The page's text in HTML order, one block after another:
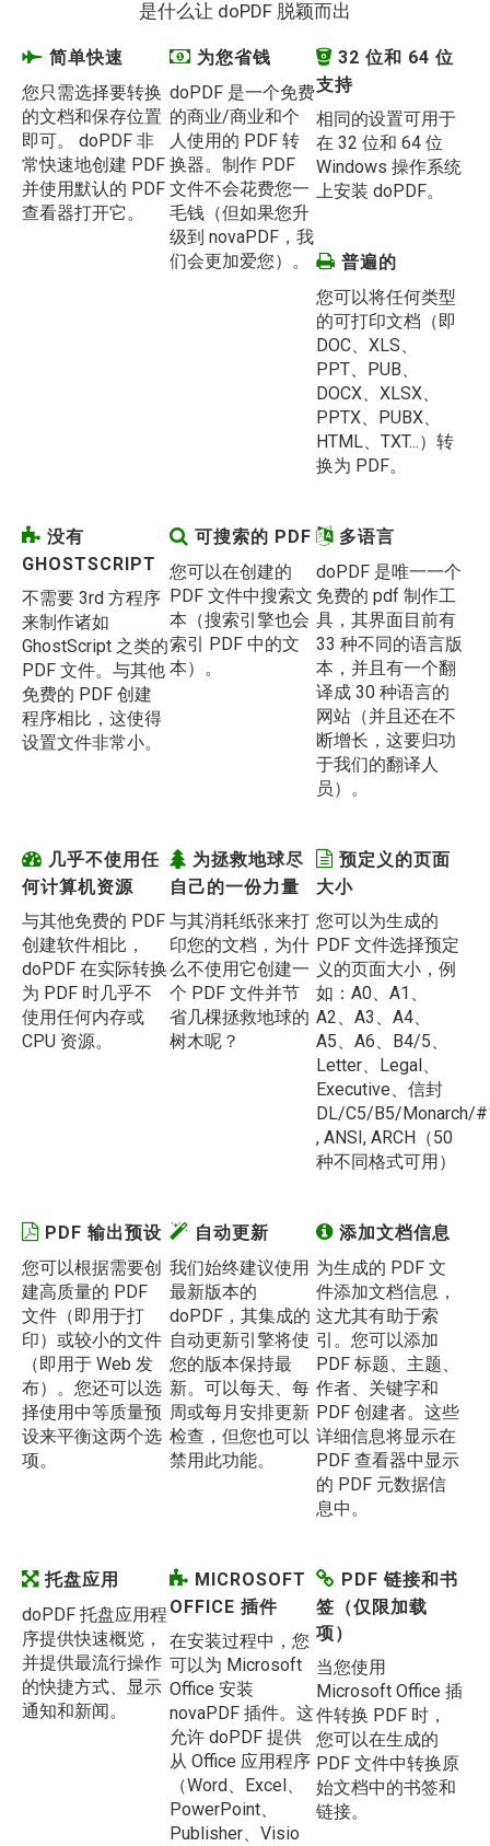
是什么让 doPDF 脱颖而出
简单快速
您只需选择要转换
的文档和保存位置
即可。 doPDF 非
常快速地创建 PDF
并使用默认的 PDF
查看器打开它。
为您省钱
doPDF 是一个免费
的商业/商业和个
人使用的 PDF 转
换器。制作 PDF
文件不会花费您一
毛钱（但如果您升
级到 novaPDF，我
们会更加爱您）。
32 位和 64 位
支持
相同的设置可用于
在 32 位和 64 位
Windows 操作系统
上安装 doPDF。
普遍的
您可以将任何类型
的可打印文档（即
DOC、XLS、
PPT、PUB、
DOCX、XLSX、
PPTX、PUBX、
HTML、TXT...）转
换为 PDF。
没有
GHOSTSCRIPT
不需要 3rd 方程序
来制作诸如
GhostScript 之类的
PDF 文件。与其他
免费的 PDF 创建
程序相比，这使得
设置文件非常小。
可搜索的 PDF
您可以在创建的
PDF 文件中搜索文
本（搜索引擎也会
索引 PDF 中的文
本）。
多语言
doPDF 是唯一一个
免费的 pdf 制作工
具，其界面目前有
33 种不同的语言版
本，并且有一个翻
译成 30 种语言的
网站（并且还在不
断增长，这要归功
于我们的翻译人
员）。
几乎不使用任
何计算机资源
与其他免费的 PDF
创建软件相比，
doPDF 在实际转换
为 PDF 时几乎不
使用任何内存或
CPU 资源。
为拯救地球尽
自己的一份力量
与其消耗纸张来打
印您的文档，为什
么不使用它创建一
个 PDF 文件并节
省几棵拯救地球的
树木呢？
预定义的页面
大小
您可以为生成的
PDF 文件选择预定
义的页面大小，例
如：A0、A1、
A2、A3、A4、
A5、A6、B4/5、
Letter、Legal、
Executive、信封
DL/C5/B5/Monarch/
, ANSI, ARCH（50
种不同格式可用）
PDF 输出预设
您可以根据需要创
建高质量的 PDF
文件（即用于打
印）或较小的文件
（即用于 Web 发
布）。您还可以选
择使用中等质量预
设来平衡这两个选
项。
自动更新
我们始终建议使用
最新版本的
doPDF，其集成的
自动更新引擎将使
您的版本保持最
新。可以每天、每
周或每月安排更新
检查，但您也可以
禁用此功能。
添加文档信息
为生成的 PDF 文
件添加文档信息，
这尤其有助于索
引。您可以添加
PDF 标题、主题、
作者、关键字和
PDF 创建者。这些
详细信息将显示在
PDF 查看器中显示
的 PDF 元数据信
息中。
托盘应用
doPDF 托盘应用程
序提供快速概览，
并提供最流行操作
的快捷方式、显示
通知和新闻。
MICROSOFT
OFFICE 插件
在安装过程中，您
可以为 Microsoft
Office 安装
novaPDF 插件。这
允许 doPDF 提供
从 Office 应用程序
（Word、Excel、
PowerPoint、
Publisher、Visio
PDF 链接和书
签（仅限加载
项）
当您使用
Microsoft Office 插
件转换 PDF 时，
您可以在生成的
PDF 文件中转换原
始文档中的书签和
链接。